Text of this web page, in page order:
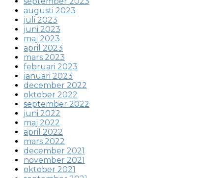
augusti 2023
juli 2023
juni 2023
maj 2023
april 2023
mars 2023
februari 2023
januari 2023
december 2022
oktober 2022
september 2022
juni 2022
maj 2022
april 2022
mars 2022
december 2021
november 2021
oktober 2021